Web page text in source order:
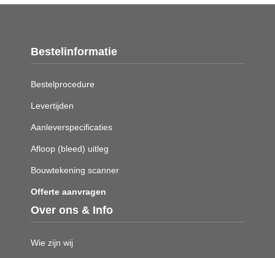
Bestelinformatie
Bestelprocedure
Levertijden
Aanleverspecificaties
Afloop (bleed) uitleg
Bouwtekening scanner
Offerte aanvragen
Over ons & Info
Wie zijn wij